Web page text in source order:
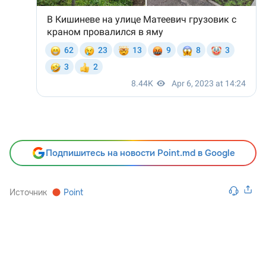
Подпишитесь на новости Point.md в Google
Источник Point